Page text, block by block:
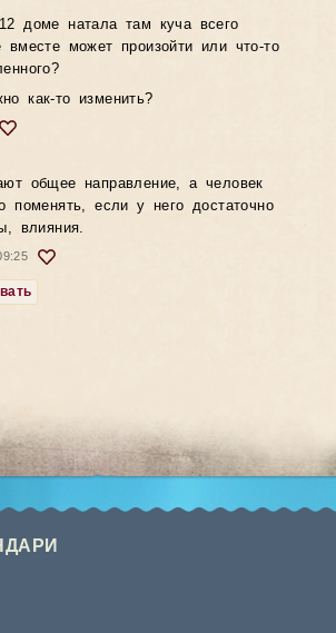
доме натала там куча всего
вместе может произойти или что-то
как-то изменить?
общее направление, а человек
поменять, если у него достаточно
влияния.